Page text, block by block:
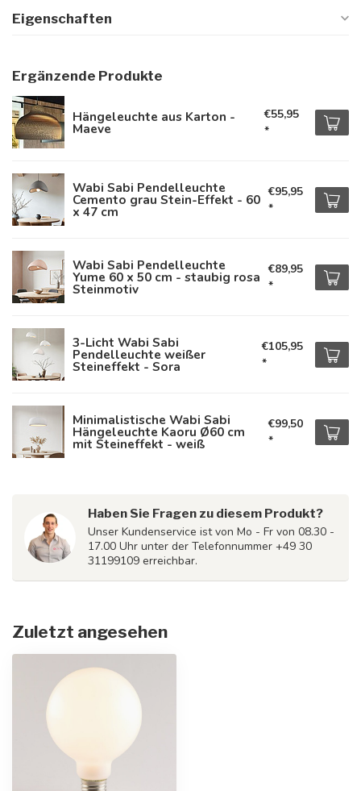
Eigenschaften
Ergänzende Produkte
Hängeleuchte aus Karton -
Maeve
€55,95
*
Wabi Sabi Pendelleuchte
Cemento grau Stein-Effekt - 60
x 47 cm
€95,95
*
Wabi Sabi Pendelleuchte
Yume 60 x 50 cm - staubig rosa
Steinmotiv
€89,95
*
3-Licht Wabi Sabi
Pendelleuchte weißer
Steineffekt - Sora
€105,95
*
Minimalistische Wabi Sabi
Hängeleuchte Kaoru Ø60 cm
mit Steineffekt - weiß
€99,50
*
Haben Sie Fragen zu diesem Produkt?
Unser Kundenservice ist von Mo - Fr von 08.30 -
17.00 Uhr unter der Telefonnummer +49 30
31199109 erreichbar.
Zuletzt angesehen